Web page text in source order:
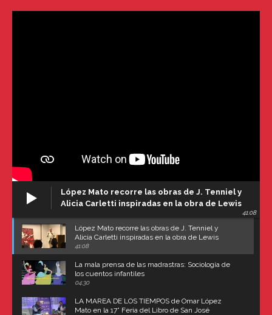
López Mato recorre las obras de J. Tenniel y
Alicia Carletti inspiradas en la obra de Lewis
41:08
López Mato recorre las obras de J. Tenniel y
Alicia Carletti inspiradas en la obra de Lewis
Carroll
41:08
La mala prensa de las madrastras: Sociología de
los cuentos infantiles
04:30
LA MAREA DE LOS TIEMPOS de Omar López
Mato en la 17° Feria del Libro de San José